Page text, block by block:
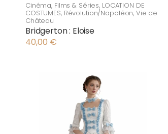
Cinéma, Films & Séries, LOCATION DE
COSTUMES, Révolution/Napoléon, Vie de
Château
Bridgerton : Eloise
40,00 €